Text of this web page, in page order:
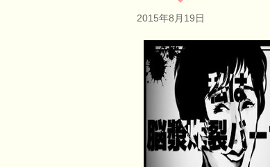
2015年8月19日